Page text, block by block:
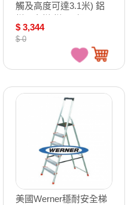
觸及高度可達3.1米) 鋁
P275AS（確認訂購後無
法退換貨）
$ 3,344
$ 0
美國Werner穩耐安全梯